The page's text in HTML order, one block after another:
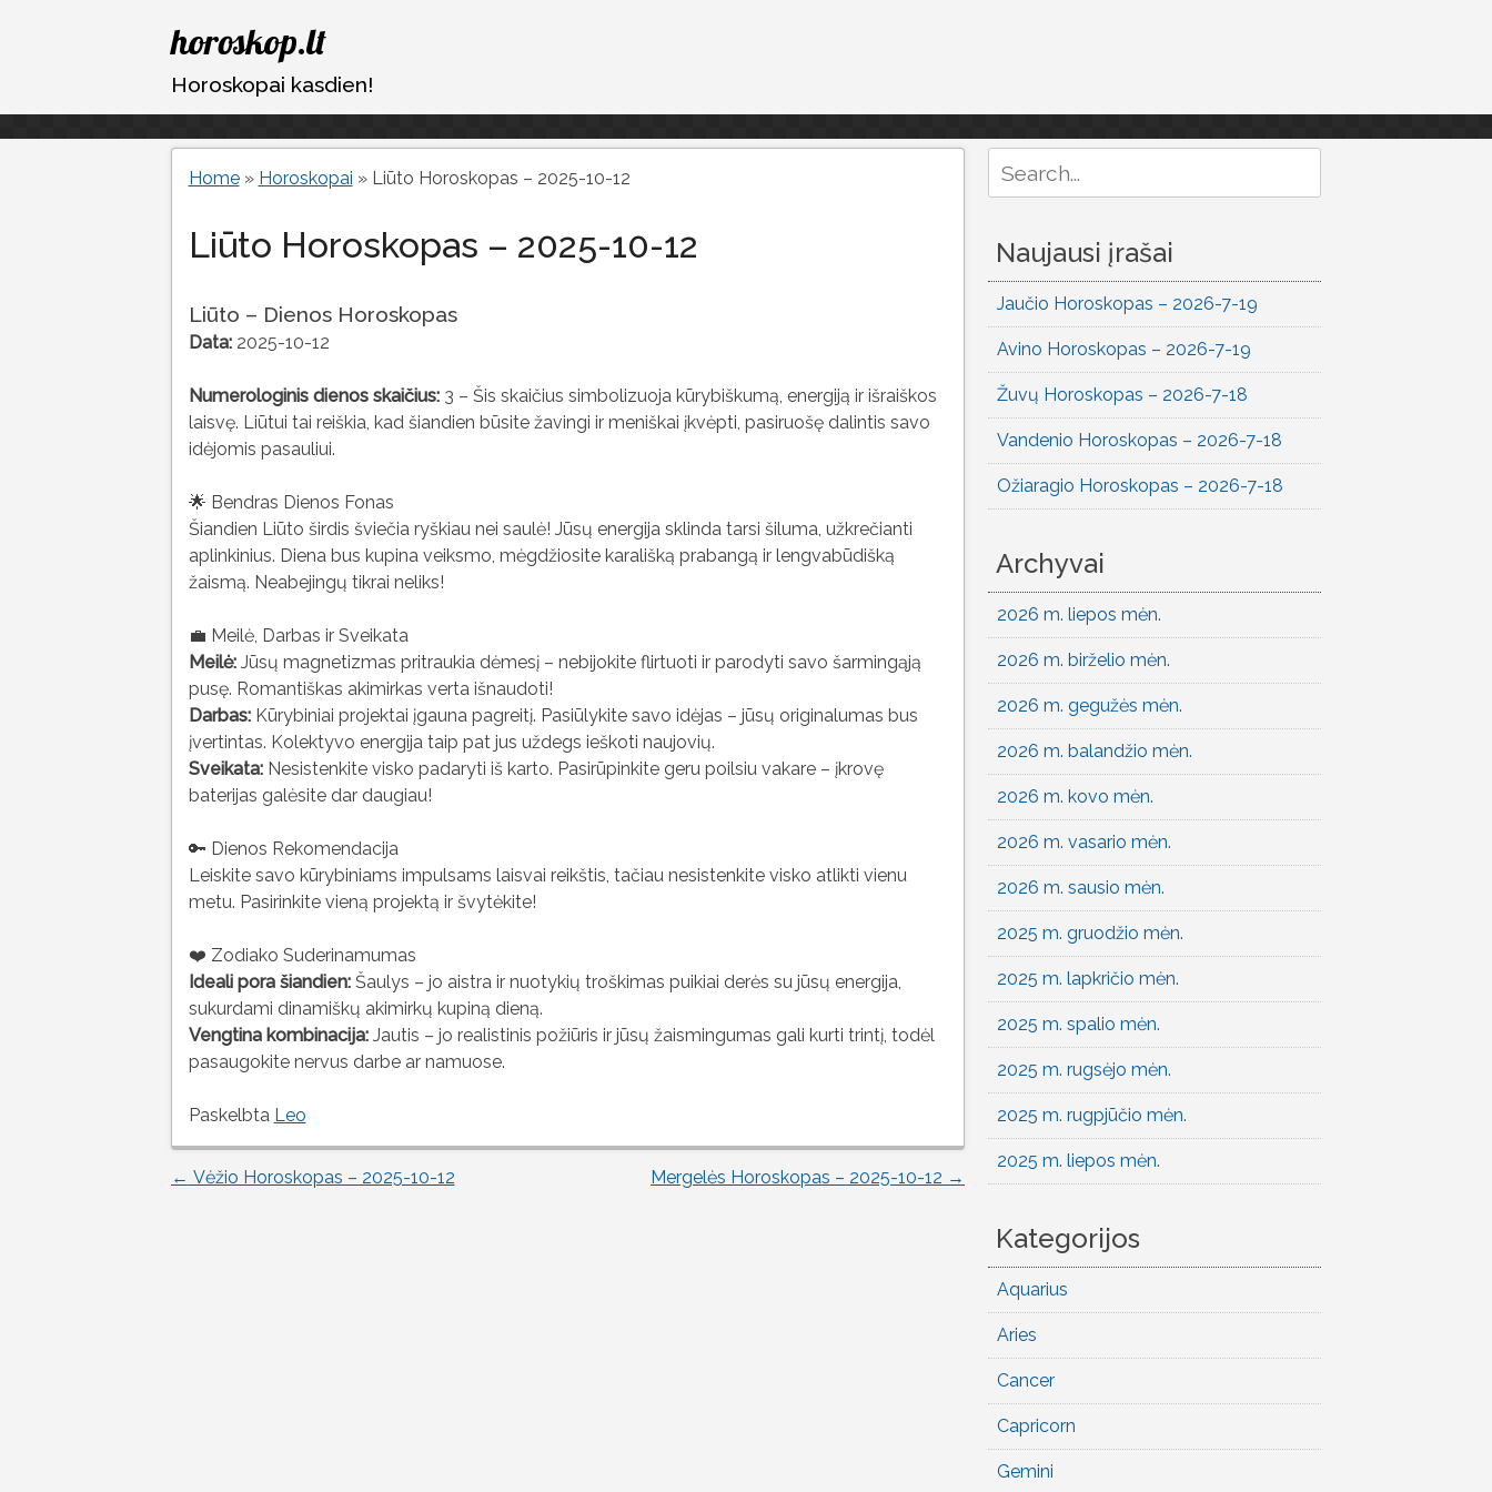
Eiti
prie
turinio
horoskop.lt
Horoskopai kasdien!
Home» Horoskopai » Liūto Horoskopas – 2025-10-12
Liūto Horoskopas – 2025-10-12
Liūto – Dienos Horoskopas
Data:2025-10-12
Numerologinis dienos skaičius:3 – Šis skaičius simbolizuoja kūrybiškumą, energiją ir išraiškos
laisvę. Liūtui tai reiškia, kad šiandien būsite žavingi ir meniškai įkvėpti, pasiruošę dalintis savo
idėjomis pasauliui.
🌟 Bendras Dienos Fonas
Šiandien Liūto širdis šviečia ryškiau nei saulė! Jūsų energija sklinda tarsi šiluma, užkrečianti
aplinkinius. Diena bus kupina veiksmo, mėgdžiosite karališką prabangą ir lengvabūdišką
žaismą. Neabejingų tikrai neliks!
💼 Meilė, Darbas ir Sveikata
Meilė:Jūsų magnetizmas pritraukia dėmesį – nebijokite flirtuoti ir parodyti savo šarmingąją
pusę. Romantiškas akimirkas verta išnaudoti!
Darbas:Kūrybiniai projektai įgauna pagreitį. Pasiūlykite savo idėjas – jūsų originalumas bus
įvertintas. Kolektyvo energija taip pat jus uždegs ieškoti naujovių.
Sveikata:Nesistenkite visko padaryti iš karto. Pasirūpinkite geru poilsiu vakare – įkrovę
baterijas galėsite dar daugiau!
🔑 Dienos Rekomendacija
Leiskite savo kūrybiniams impulsams laisvai reikštis, tačiau nesistenkite visko atlikti vienu
metu. Pasirinkite vieną projektą ir švytėkite!
❤️ Zodiako Suderinamumas
Ideali pora šiandien:Šaulys – jo aistra ir nuotykių troškimas puikiai derės su jūsų energija,
sukurdami dinamiškų akimirkų kupiną dieną.
Vengtina kombinacija:Jautis – jo realistinis požiūris ir jūsų žaismingumas gali kurti trintį, todėl
pasaugokite nervus darbe ar namuose.
Paskelbta Leo
Įrašo
← Vėžio Horoskopas – 2025-10-12 Mergelės Horoskopas – 2025-10-12 →
for:
Naujausi įrašai
Jaučio Horoskopas – 2026-7-19
Avino Horoskopas – 2026-7-19
Žuvų Horoskopas – 2026-7-18
Vandenio Horoskopas – 2026-7-18
Ožiaragio Horoskopas – 2026-7-18
Archyvai
2026 m. liepos mėn.
2026 m. birželio mėn.
2026 m. gegužės mėn.
2026 m. balandžio mėn.
2026 m. kovo mėn.
2026 m. vasario mėn.
2026 m. sausio mėn.
2025 m. gruodžio mėn.
2025 m. lapkričio mėn.
2025 m. spalio mėn.
2025 m. rugsėjo mėn.
2025 m. rugpjūčio mėn.
2025 m. liepos mėn.
Kategorijos
Aquarius
Aries
Cancer
Capricorn
Gemini